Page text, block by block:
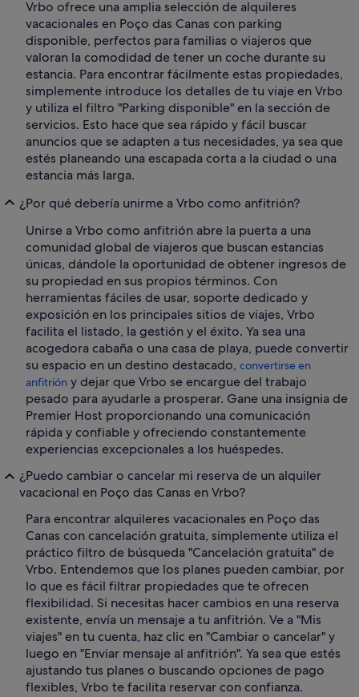
Vrbo ofrece una amplia selección de alquileres
vacacionales en Poço das Canas con parking
disponible, perfectos para familias o viajeros que
valoran la comodidad de tener un coche durante su
estancia. Para encontrar fácilmente estas propiedades,
simplemente introduce los detalles de tu viaje en Vrbo
y utiliza el filtro "Parking disponible" en la sección de
servicios. Esto hace que sea rápido y fácil buscar
anuncios que se adapten a tus necesidades, ya sea que
estés planeando una escapada corta a la ciudad o una
estancia más larga.
¿Por qué debería unirme a Vrbo como anfitrión?
Unirse a Vrbo como anfitrión abre la puerta a una
comunidad global de viajeros que buscan estancias
únicas, dándole la oportunidad de obtener ingresos de
su propiedad en sus propios términos. Con
herramientas fáciles de usar, soporte dedicado y
exposición en los principales sitios de viajes, Vrbo
facilita el listado, la gestión y el éxito. Ya sea una
acogedora cabaña o una casa de playa, puede convertir
su espacio en un destino destacado, convertirse en
anfitrión y dejar que Vrbo se encargue del trabajo
pesado para ayudarle a prosperar. Gane una insignia de
Premier Host proporcionando una comunicación
rápida y confiable y ofreciendo constantemente
experiencias excepcionales a los huéspedes.
¿Puedo cambiar o cancelar mi reserva de un alquiler
vacacional en Poço das Canas en Vrbo?
Para encontrar alquileres vacacionales en Poço das
Canas con cancelación gratuita, simplemente utiliza el
práctico filtro de búsqueda "Cancelación gratuita" de
Vrbo. Entendemos que los planes pueden cambiar, por
lo que es fácil filtrar propiedades que te ofrecen
flexibilidad. Si necesitas hacer cambios en una reserva
existente, envía un mensaje a tu anfitrión. Ve a "Mis
viajes" en tu cuenta, haz clic en "Cambiar o cancelar" y
luego en "Enviar mensaje al anfitrión". Ya sea que estés
ajustando tus planes o buscando opciones de pago
flexibles, Vrbo te facilita reservar con confianza.